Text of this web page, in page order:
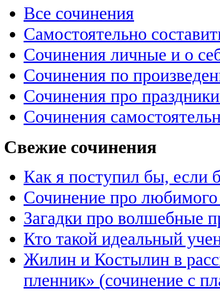
Все сочинения
Самостоятельно
Сочинения личные и о
Сочинения по
Сочинения про
Сочинения
Свежие сочинения
Как я поступил бы,
Сочинение про
Загадки про волшебные
Кто такой идеальный
Жилин и Костылин в
пленник» (сочинение с